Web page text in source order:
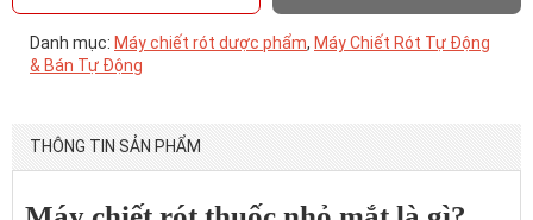
Danh mục: Máy chiết rót dược phẩm, Máy Chiết Rót Tự Động
& Bán Tự Động
THÔNG TIN SẢN PHẨM